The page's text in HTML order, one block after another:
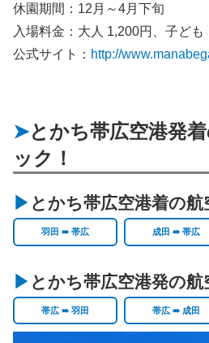
休園期間：12月～4月下旬
入場料金：大人 1,200円、子ども
公式サイト： http://
とかち帯広空港発
ック！
とかち帯広空港着の航
羽田 ➠ 帯広 成田 ➠ 帯広
とかち帯広空港発の航
帯広 ➠ 羽田 帯広 ➠ 成田